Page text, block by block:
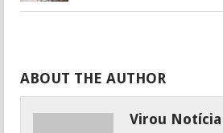
ABOUT THE AUTHOR
Virou Notícia